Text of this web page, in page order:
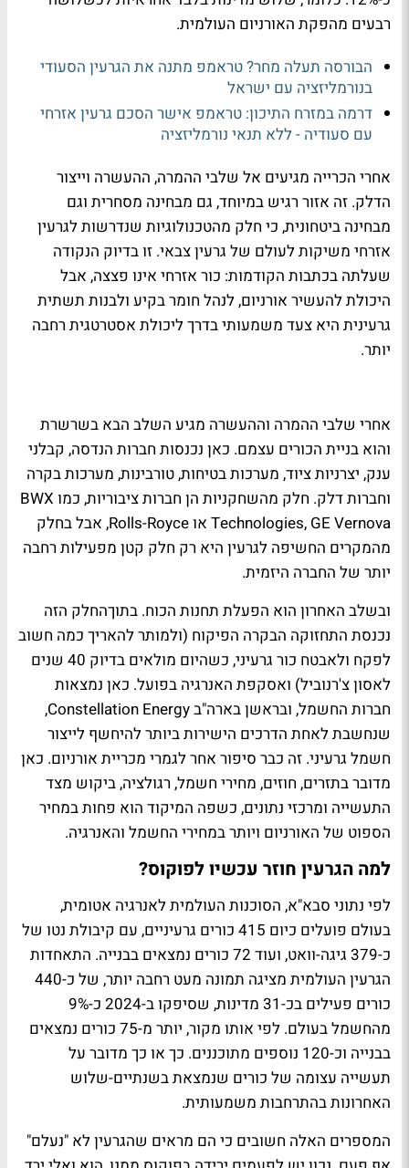
רבעים מהפקת האורניום העולמית.
הבורסה תעלה מחר? טראמפ מתנה את הגרעין הסעודי
בנורמליזציה עם ישראל
דרמה במזרח התיכון: טראמפ אישר הסכם גרעין אזרחי
עם סעודיה - ללא תנאי נורמליזציה
אחרי הכרייה מגיעים אל שלבי ההמרה, ההעשרה וייצור
הדלק. זה אזור רגיש במיוחד, גם מבחינה מסחרית וגם
מבחינה ביטחונית, כי חלק מהטכנולוגיות שנדרשות לגרעין
אזרחי משיקות לעולם של גרעין צבאי. זו בדיוק הנקודה
שעלתה בכתבות הקודמות: כור אזרחי אינו פצצה, אבל
היכולת להעשיר אורניום, לנהל חומר בקיע ולבנות תשתית
גרעינית היא צעד משמעותי בדרך ליכולת אסטרטגית רחבה
יותר.
אחרי שלבי ההמרה וההעשרה מגיע השלב הבא בשרשרת
והוא בניית הכורים עצמם. כאן נכנסות חברות הנדסה, קבלני
ענק, יצרניות ציוד, מערכות בטיחות, טורבינות, מערכות בקרה
וחברות דלק. חלק מהשחקניות הן חברות ציבוריות, כמו BWX
Technologies, GE Vernova או Rolls-Royce, אבל בחלק
מהמקרים החשיפה לגרעין היא רק חלק קטן מפעילות רחבה
יותר של החברה היזמית.
ובשלב האחרון הוא הפעלת תחנות הכוח. בתוךהחלק הזה
נכנסת התחזוקה הבקרה הפיקוח (ולמותר להאריך כמה חשוב
לפקח ולאבטח כור גרעיני, כשהיום מולאים בדיוק 40 שנים
לאסון צ'רנוביל) ואסקפת האנרגיה בפועל. כאן נמצאות
חברות החשמל, ובראשן בארה"ב Constellation Energy,
שנחשבת לאחת הדרכים הישירות ביותר להיחשף לייצור
חשמל גרעיני. זה כבר סיפור אחר לגמרי מכריית אורניום. כאן
מדובר בתזרים, חוזים, מחירי חשמל, רגולציה, ביקוש מצד
התעשייה ומרכזי נתונים, כשפה המיקוד הוא פחות במחיר
הספוט של האורניום ויותר במחירי החשמל והאנרגיה.
למה הגרעין חוזר עכשיו לפוקוס?
לפי נתוני סבא"א, הסוכנות העולמית לאנרגיה אטומית,
בעולם פועלים כיום 415 כורים גרעיניים, עם קיבולת נטו של
כ-379 גיגה-וואט, ועוד 72 כורים נמצאים בבנייה. התאחדות
הגרעין העולמית מציגה תמונה מעט רחבה יותר, של כ-440
כורים פעילים בכ-31 מדינות, שסיפקו ב-2024 כ-9%
מהחשמל בעולם. לפי אותו מקור, יותר מ-75 כורים נמצאים
בבנייה וכ-120 נוספים מתוכננים. כך או כך מדובר על
תעשייה עצומה של כורים שנמצאת בשנתיים-שלוש
האחרונות בהתרחבות משמעותית.
המספרים האלה חשובים כי הם מראים שהגרעין לא "נעלם"